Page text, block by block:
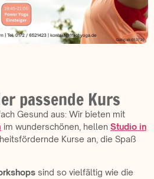
passende Kurs
Gesund aus: Wir bieten mit
im wunderschönen, hellen Studio in
Kurse an, die Spaß
sind so vielfältig wie die